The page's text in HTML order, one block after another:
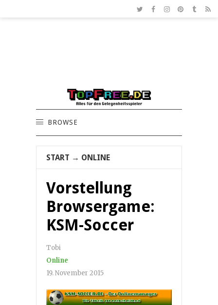
BROWSE
START → ONLINE
Vorstellung
Browsergame:
KSM-Soccer
Tobi
Online
19. November 2015